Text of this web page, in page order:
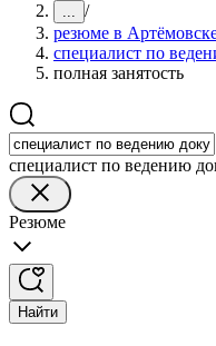
... /
резюме в
специалист по
полная занятость
специалист по ведению
Резюме
Найти